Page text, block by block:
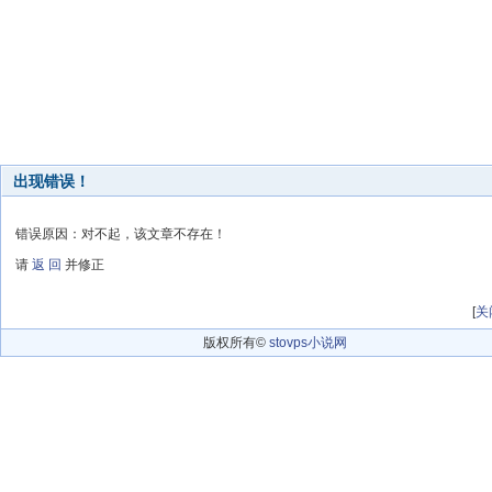
出现错误！
错误原因：对不起，该文章不存在！
请 返 回 并修正
[关
版权所有© stovps小说网